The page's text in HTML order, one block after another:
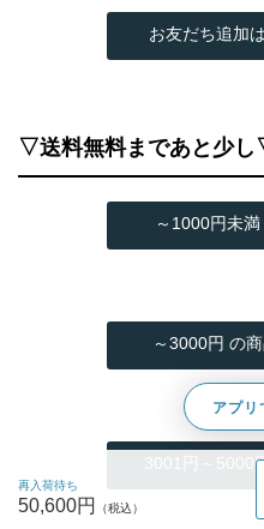
お友だち追加
▽送料無料まであと少
～1000円未
～3000円 の
3001円～5000
再入荷待ち
50,600円
アプリ